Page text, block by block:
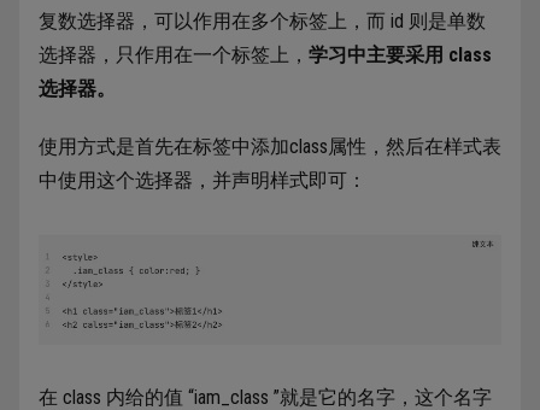
复数选择器，可以作用在多个标签上，而 id 则是单数
选择器，只作用在一个标签上， 学习中主要采用 class
选择器。
使用方式是首先在标签中添加class属性，然后在样式表
中使用这个选择器，并声明样式即可：
在 class 内给的值 “iam_class ”就是它的名字，这个名字